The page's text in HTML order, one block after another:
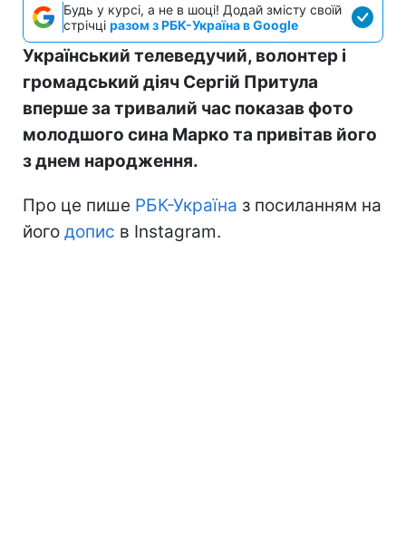
Будь у курсі, а не в шоці! Додай змісту своїй
стрічці разом з РБК-Україна в Google
Український телеведучий, волонтер і
громадський діяч Сергій Притула
вперше за тривалий час показав фото
молодшого сина Марко та привітав його
з днем народження.
Про це пише РБК-Україна з посиланням на
його допис в Instagram.